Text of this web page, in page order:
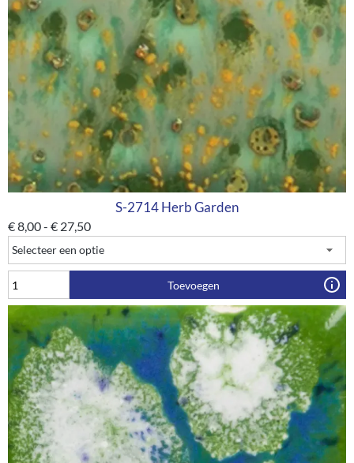
S-2714 Herb Garden
€8,00- € 27,50
Toevoegen